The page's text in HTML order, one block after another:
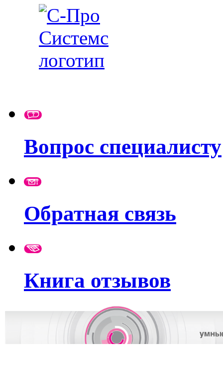
Вопрос специалисту
Обратная связь
Книга отзывов